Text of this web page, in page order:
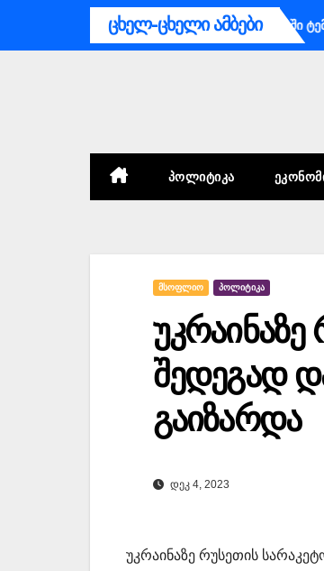
ცხელ-ცხელი ამბები
მოსახლეობას უახლოეს დღეებში
ᲞᲝᲚᲘᲢᲘᲙᲐ
ᲛᲡᲝᲤᲚᲘᲝ ᲞᲝᲚᲘᲢᲘᲙᲐ
შედეგად
გაიზარდა
ᲓᲔᲙ 4, 2023
უკრაინაზე რუსეთის